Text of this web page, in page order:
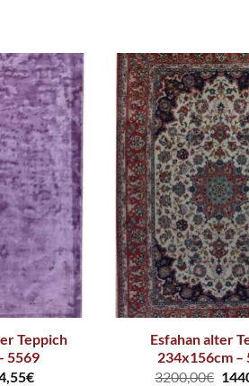
Teppich
5569
€
Esfahan alter
234x156cm –
3200,00€